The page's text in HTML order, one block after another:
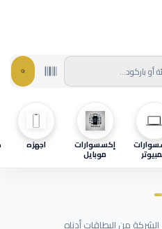
إكسسوارات
موبايل
اجهزه
من البطاقات أدناه